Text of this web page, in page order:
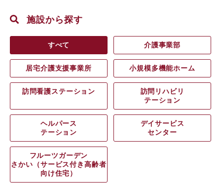
施設から探す
すべて 介護事業部
居宅介護支援事業所 小規模多機能ホーム
訪問看護ステーション
訪問リハビリ
テーション
ヘルパース
テーション
デイサービス
センター
フルーツガーデン
さかい（サービス付き高齢者
向け住宅）